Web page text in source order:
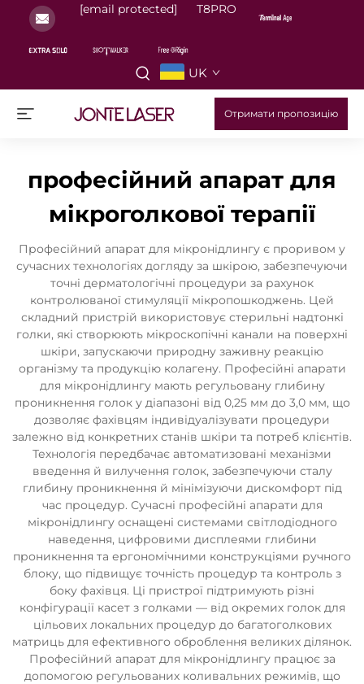
[email protected] T8PRO
UK
Отримати пропозицію
професійний апарат для
мікроголкової терапії
Професійний апарат для мікронідлингу є проривом у
сучасних технологіях догляду за шкірою, забезпечуючи
точні дерматологічні процедури за рахунок
контролюваної стимуляції мікропошкоджень. Цей
складний пристрій використовує стерильні надтонкі
голки, які створюють мікроскопічні канали на поверхні
шкіри, запускаючи природну заживну реакцію
організму та продукцію колагену. Професійні апарати
для мікронідлингу мають регульовану глибину
проникнення голок у діапазоні від 0,25 мм до 3,0 мм, що
дозволяє фахівцям індивідуалізувати процедури
залежно від конкретних станів шкіри та потреб клієнтів.
Технологія передбачає автоматизовані механізми
введення й вилучення голок, забезпечуючи сталу
глибину проникнення й мінімізуючи дискомфорт під
час процедур. Сучасні професійні апарати для
мікронідлингу оснащені системами світлодіодного
наведення, цифровими дисплеями глибини
проникнення та ергономічними конструкціями ручного
блоку, що підвищує точність процедур та контроль з
боку фахівця. Ці пристрої підтримують різні
конфігурації касет з голками — від окремих голок для
цільових локальних процедур до багатоголкових
матриць для ефективного оброблення великих ділянок.
Професійний апарат для мікронідлингу працює за
допомогою регульованих коливальних режимів, що